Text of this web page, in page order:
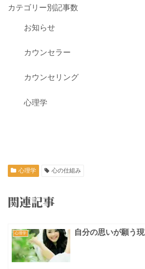
カテゴリー別記事数
お知らせ
カウンセラー
カウンセリング
心理学
心理学 心の仕組み
関連記事
心理学 自分の思いが願う